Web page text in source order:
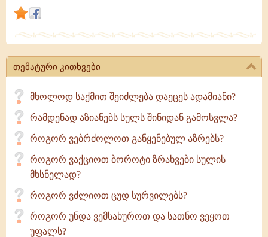
და
თავიდანვე
გააანალიზო
ყველა
ის
შედეგი,
რაც
მას
მოჰყვება.
თემატური კითხვები
მხოლოდ საქმით შეიძლება დაეცეს ადამიანი?
რამდენად აზიანებს სულს შინიდან გამოსვლა?
როგორ ვებრძოლოთ განყენებულ აზრებს?
როგორ ვაქციოთ ბოროტი ზრახვები სულის
მხსნელად?
როგორ ვძლიოთ ცუდ სურვილებს?
როგორ უნდა ვემსახუროთ და სათნო ვეყოთ
უფალს?